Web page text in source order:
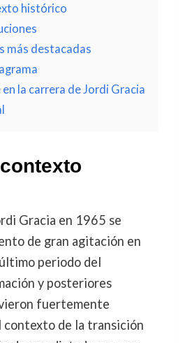
histórico
más destacadas
la carrera de Jordi Gracia
Gracia en 1965 se
de gran agitación en
periodo del
y posteriores
fuertemente
contexto de la transición